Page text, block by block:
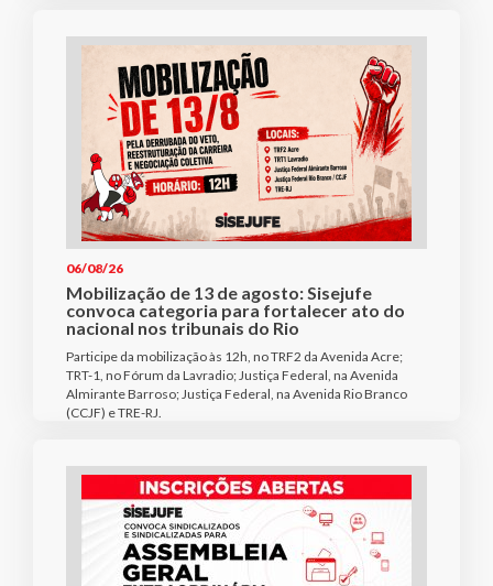
06/08/26
Mobilização de 13 de agosto: Sisejufe
convoca categoria para fortalecer ato do
nacional nos tribunais do Rio
Participe da mobilização às 12h, no TRF2 da Avenida Acre;
TRT-1, no Fórum da Lavradio; Justiça Federal, na Avenida
Almirante Barroso; Justiça Federal, na Avenida Rio Branco
(CCJF) e TRE-RJ.